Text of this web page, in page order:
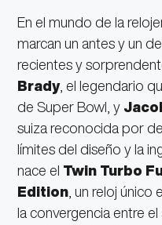
En el mundo de la
marcan un antes y un
recientes y
Brady, el legendario
de Super Bowl, y
suiza reconocida por
límites del diseño y la
nace el Twin Turbo
Edition , un reloj
la convergencia entre